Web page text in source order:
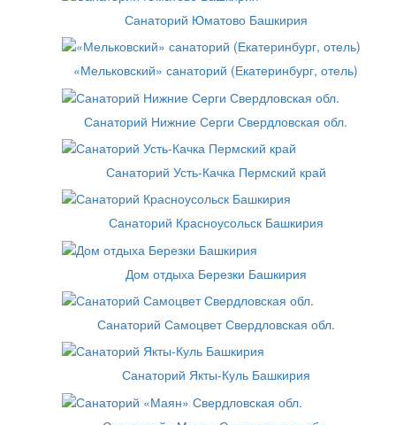
Санаторий Юматово Башкирия
«Мельковский» санаторий (Екатеринбург, отель)
Санаторий Нижние Серги Свердловская обл.
Санаторий Усть-Качка Пермский край
Санаторий Красноусольск Башкирия
Дом отдыха Березки Башкирия
Санаторий Самоцвет Свердловская обл.
Санаторий Якты-Куль Башкирия